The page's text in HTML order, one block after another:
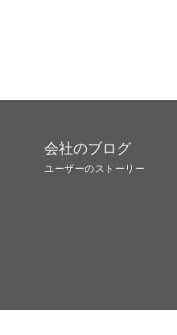
会社のブログ
ユーザーのストーリー